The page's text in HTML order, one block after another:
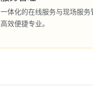
一体化的在线服务与现场服务
高效便捷专业。